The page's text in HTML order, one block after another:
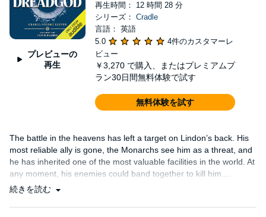
プレビューの
再生
再生時間： 12 時間 28 分
シリーズ： Cradle
言語： 英語
5.0
4件のカスタマーレ
ビュー
￥3,270 で購入、またはプレミアムプ
ラン30日間無料体験で試す
無料体験を試す
The battle in the heavens has left a target on Lindon’s back. His
most reliable ally is gone, the Monarchs see him as a threat, and
he has inherited one of the most valuable facilities in the world. At
any moment, his enemies could band together to kill him....
続きを読む